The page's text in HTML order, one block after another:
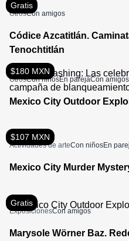
Gratis
OtrosCon amigos
Códice Azcatitlán.
Tenochtitlán
$180 MXN
OtrosCon niñosEn parejaCon amigos
Mexico City Outdoor
$107 MXN
Actividades de arteCon niñosEn
Mexico City Murder
Gratis
ExposicionesCon amigos
Marysole Wörner Baz.